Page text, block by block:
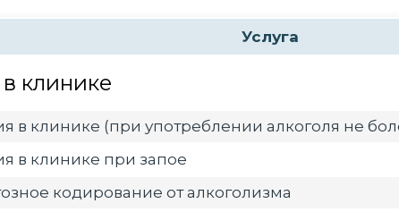
Услуга
клинике
в клинике (при употреблении алкоголя не
в клинике при запое
кодирование от алкоголизма